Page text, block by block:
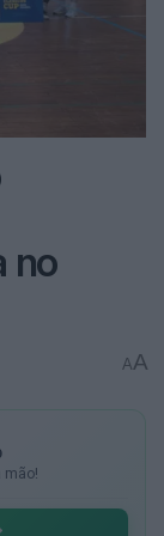
no
AA
mão!